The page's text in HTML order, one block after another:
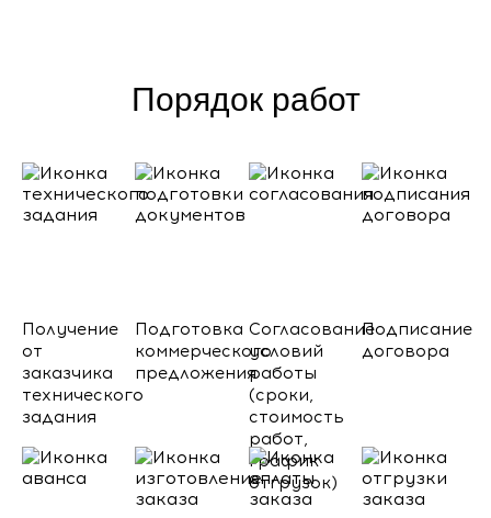
Порядок работ
Получение
от
заказчика
технического
задания
Подготовка
коммерческого
предложения
Согласование
условий
работы
(сроки,
стоимость
работ,
график
отгрузок)
Подписание
договора